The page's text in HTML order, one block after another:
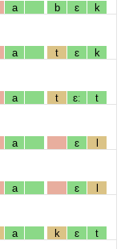
a b ɛ k
a t ɛ k
a t ɛː t
a ɛ l
a ɛ l
a k ɛ t